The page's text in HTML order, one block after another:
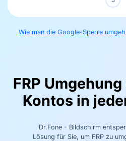
Wie man die Google-Sperre
FRP
Kontos in
Dr.Fone - Bildschirm
Lösung für Sie, um FRP zu